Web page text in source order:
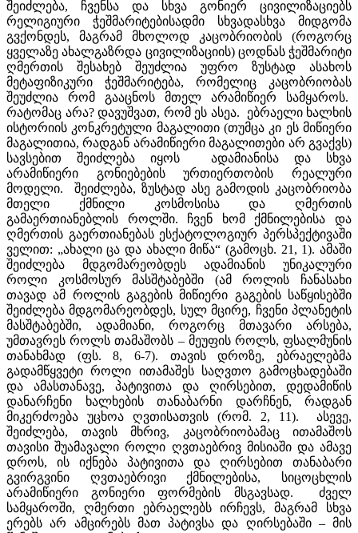
შეიძლება, ჩვენსა და სხვა გონიერ ცივილიზაციებს
რელიგიური ჭეშმარიტებისადმი სხვადასხვა მიდგომა
გვქონდეს, მაგრამ მხოლოდ კაცობრიობის (როგორც
ყველაზე ახალგაზრდა ცივილიზაციის) ცოდნას ჭეშმარიტი
ღმერთის შესახებ შეუძლია უფრო ზუსტად ასახოს
მეტაფიზიკური ჭეშმარიტება, რომელიც კაცობრიობას
შეუძლია რომ გააცნოს მთელ არამიწიერ სამყაროს.
რატომაც არა? დავუშვათ, რომ ეს ასეა. ებრაელი ხალხის
ისტორიის კონკრეტული მაგალითი (თუმცა კი ეს მიწიერი
მაგალითია, რადგან არამიწიერი მაგალითები არ გვაქვს)
სავსებით შეიძლება იყოს ადამიანისა და სხვა
არამიწიერი გონიებების ურთიერთობის რეალური
მოდელი. შეიძლება, ზუსტად ასე გამოდის კაცობრიობა
მთელი ქმნილი კოსმოსისა და ღმერთის
გამაერთიანებლის როლში. ჩვენ ხომ ქმნილებისა და
ღმერთის გაერთიანებას ესქატოლოგიურ პერსპექტივაში
ველით: „ახალი ცა და ახალი მიწა“ (გამოცხ. 21, 1). ამაში
შეიძლება მდგომარეობდეს ადამიანის უნიკალური
როლი კოსმოსურ მასშტაბებში (ამ როლის ჩანასახი
თავად ამ როლის გაგების მიწიერი გაგების საწყისებში
შეიძლება მდგომარეობდეს, სულ მცირე, ჩვენი პლანეტის
მასშტაბებში, ადამიანი, როგორც მთავარი არსება,
უმთავრეს როლს თამაშობს – მეუფის როლს, ფსალმუნის
თანახმად (ფს. 8, 6-7). თავის დროზე, ებრაელებმა
გადამწყვეტი როლი ითამაშეს საღვთო გამოცხადებაში
და ამასთანავე, პატივითა და ღირსებით, დედამიწის
დანარჩენი ხალხების თანაბარნი დარჩნენ, რადგან
მიკერძოება უცხოა ღვთისათვის (რომ. 2, 11). ასევე,
შეიძლება, თავის მხრივ, კაცობრიობამაც ითამაშოს
თავისი შუამავალი როლი ღვთაებრივ მისიაში და ამავე
დროს, ის იქნება პატივითა და ღირსებით თანაბარი
გვირგვინი ღვთაებრივი ქმნილებისა, სიცოცხლის
არამიწიერი გონიერი ფორმების მსგავსად. ძველ
სამყაროში, ღმერთი ებრაელებს ირჩევს, მაგრამ სხვა
ერებს არ ამცირებს მათ პატივსა და ღირსებაში – მის